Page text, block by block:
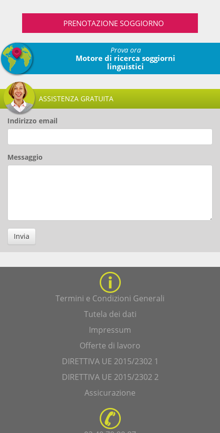
PRENOTAZIONE SOGGIORNO
Prova ora
Motore di ricerca soggiorni
linguistici
ASSISTENZA GRATUITA
Indirizzo email
Messaggio
Invia
Termini e Condizioni Generali
Tutela dei dati
Impressum
Offerte di lavoro
DIRETTIVA UE 2015/2302 1
DIRETTIVA UE 2015/2302 2
Assicurazione